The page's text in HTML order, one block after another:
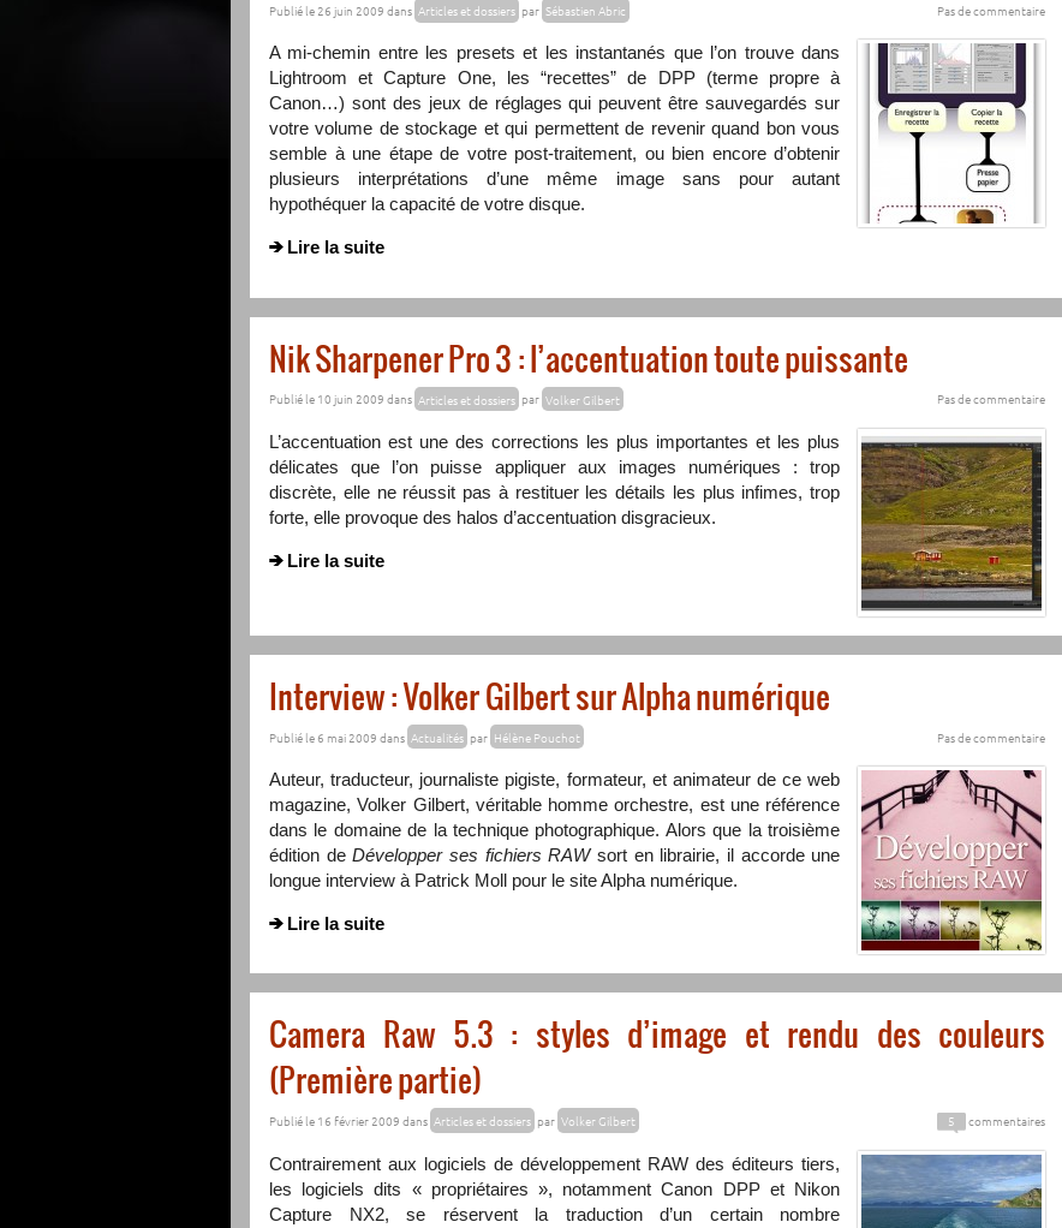
Publié le 26 juin 2009 dans Articles et dossiers par Sébastien Abric Pas de commentaire
A mi-chemin entre les presets et les instantanés que l’on trouve dans
Lightroom et Capture One, les “recettes” de DPP(terme propre à
Canon…) sont des jeux de réglages qui peuvent être sauvegardés sur
votre volume de stockage et qui permettent de revenir quand bon vous
semble à une étape de votre post-traitement, ou bien encore d’obtenir
plusieurs interprétations d’une même image sans pour autant
hypothéquer la capacité de votre disque.
Lire la suite
Nik Sharpener Pro 3 : l’accentuation toute puissante
Publié le 10 juin 2009 dans Articles et dossiers par Volker Gilbert Pas de commentaire
L’accentuation est une des corrections les plus importantes et les plus
délicates que l’on puisse appliquer aux images numériques : trop
discrète, elle ne réussit pas à restituer les détails les plus infimes, trop
forte, elle provoque des halos d’accentuation disgracieux.
Lire la suite
Interview : Volker Gilbert sur Alpha numérique
Publié le 6 mai 2009 dans Actualités par Hélène Pouchot Pas de commentaire
Auteur, traducteur, journaliste pigiste, formateur, et animateur de ce web
magazine, Volker Gilbert, véritable homme orchestre, est une référence
dans le domaine de la technique photographique. Alors que la troisième
édition deDévelopper ses fichiers RAWsort en librairie, il accorde une
longue interview à Patrick Moll pour le site Alpha numérique.
Lire la suite
Camera Raw 5.3 : styles d’image et rendu des couleurs
(Première partie)
Publié le 16 février 2009 dans Articles et dossiers par Volker Gilbert 5 commentaires
Contrairement aux logiciels de développement RAW des éditeurs tiers,
les logiciels dits « propriétaires », notamment Canon DPPet Nikon
Capture NX2, se réservent la traduction d’un certain nombre